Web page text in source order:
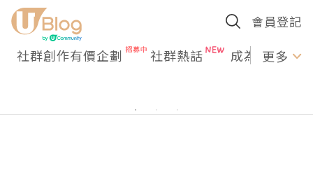
會員登記
社群創作有價企劃 社群熱話 成為U更多